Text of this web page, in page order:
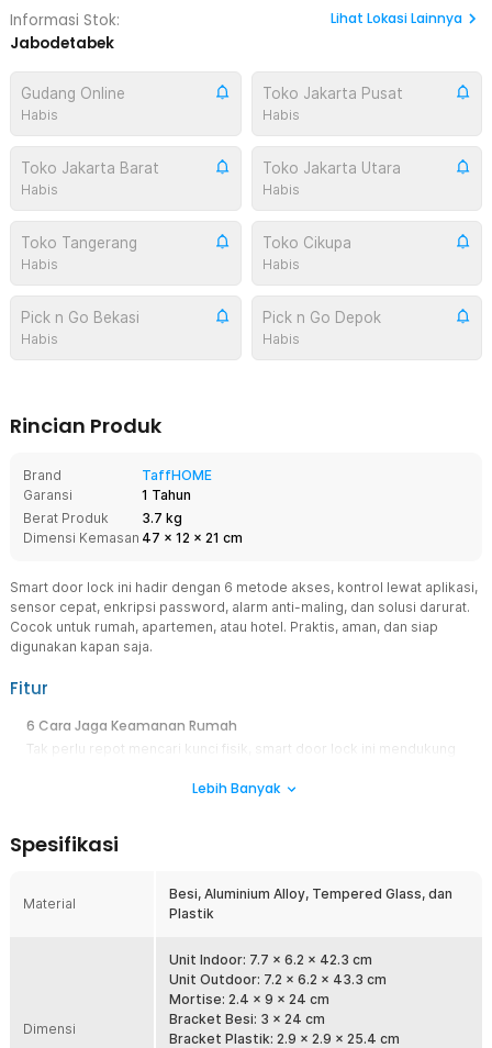
Informasi Stok:
Jabodetabek
Lihat Lokasi Lainnya
Gudang Online
Habis
Toko Jakarta Pusat
Habis
Toko Jakarta Barat
Habis
Toko Jakarta Utara
Habis
Toko Tangerang
Habis
Toko Cikupa
Habis
Pick n Go Bekasi
Habis
Pick n Go Depok
Habis
Rincian Produk
Brand
TaffHOME
Garansi
1 Tahun
Berat Produk
3.7 kg
Dimensi Kemasan 47 x 12 x 21 cm
Smart door lock ini hadir dengan 6 metode akses, kontrol lewat aplikasi,
sensor cepat, enkripsi password, alarm anti-maling, dan solusi darurat.
Cocok untuk rumah, apartemen, atau hotel. Praktis, aman, dan siap
digunakan kapan saja.
Fitur
6 Cara Jaga Keamanan Rumah
Tak perlu repot mencari kunci fisik, smart door lock ini mendukung
password, kartu, dan kunci manual. Anda bisa membuka dan
Makin Praktis dengan Face Recognition
berbagai kondisi pencahayaan dan sudut, sehingga tetap responsif
meski Anda memakai masker atau kacamata.
Aplikasi Xhome memberi Anda kendali penuh atas pintu, buka tutup
kunci, ubah password, dan kirimkan password sementara ke tamu
atau keluarga hanya dengan satu klik. Semua bisa dilakukan dari
jarak jauh, langsung dari smartphone Anda.
Lebih Banyak
Spesifikasi
Material
Besi, Aluminium Alloy, Tempered Glass, dan
Plastik
Dimensi
Unit Indoor: 7.7 x 6.2 x 42.3 cm
Unit Outdoor: 7.2 x 6.2 x 43.3 cm
Mortise: 2.4 x 9 x 24 cm
Bracket Besi: 3 x 24 cm
Bracket Plastik: 2.9 x 2.9 x 25.4 cm